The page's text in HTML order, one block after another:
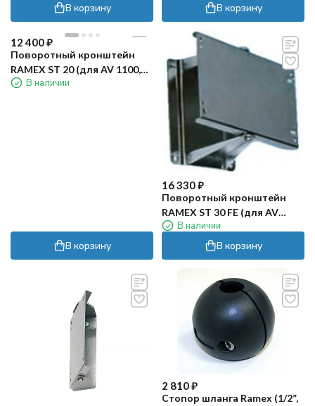
В корзину В корзину
12 400₽
Поворотный кронштейн
RAMEX ST 20 (для AV 1100,
нерж)В наличии
В корзину
16 330₽
Поворотный кронштейн
RAMEX ST 30 FE (для AV
3000-3500)
В наличии
В корзину
2 810₽
Стопор шланга Ramex (1/2”,